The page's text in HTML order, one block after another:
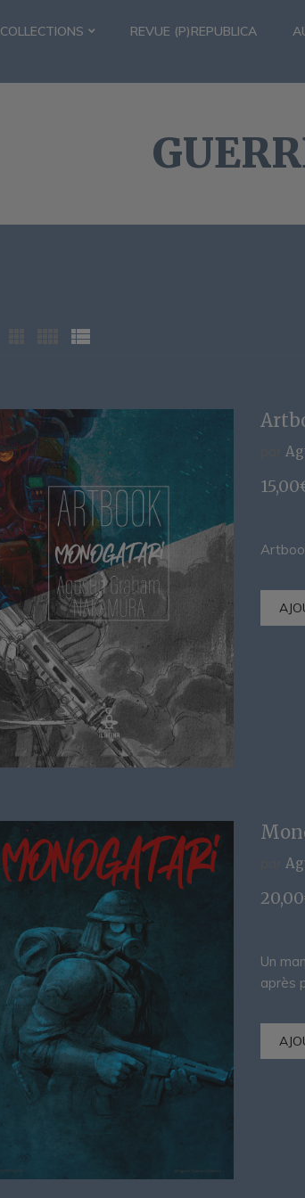
COLLECTIONS REVUE (P)REPUBLICA
15,00
20,00
Un
après